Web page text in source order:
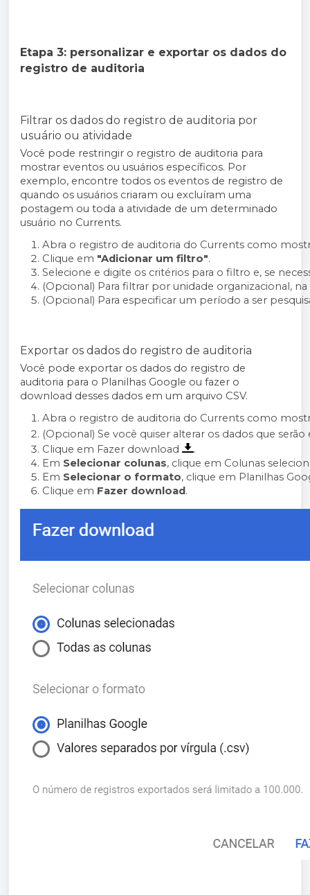
Etapa 3: personalizar e exportar os dados do
registro de auditoria
Filtrar os dados do registro de auditoria por
usuário ou atividade
Você pode restringir o registro de auditoria para
mostrar eventos ou usuários específicos. Por
exemplo, encontre todos os eventos de registro de
quando os usuários criaram ou excluíram uma
postagem ou toda a atividade de um determinado
usuário no Currents.
Abra o registro de auditoria do Currents como
Clique em "Adicionar um filtro".
Selecione e digite os critérios para o filtro e, se
(Opcional) Para filtrar por unidade organizacional,
(Opcional) Para especificar um período a ser
Exportar os dados do registro de auditoria
Você pode exportar os dados do registro de
auditoria para o Planilhas Google ou fazer o
download desses dados em um arquivo CSV.
Abra o registro de auditoria do Currents como
(Opcional) Se você quiser alterar os dados que
Clique em Fazer download
.
Em Selecionar colunas, clique em Colunas
Em Selecionar o formato, clique em Planilhas
Clique em Fazer download .